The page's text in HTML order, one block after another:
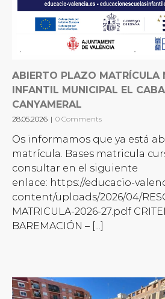
ABIERTO PLAZO MATRÍCULA
INFANTIL MUNICIPAL EL
CANYAMERAL
28.05.2026 | 0 Comments
Os informamos que ya está
matrícula. Bases matricula
consultar en el siguiente
enlace: https://educacio-
content/uploads/2026/04/
MATRICULA-2026-27.pdf
BAREMACIÓN – [...]